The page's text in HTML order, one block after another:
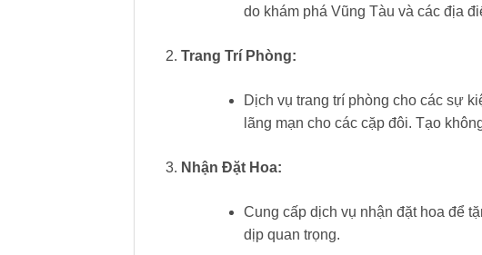
do khám phá Vũng Tàu và các địa
Trang Trí Phòng:
Dịch vụ trang trí phòng cho các sự
lãng mạn cho các cặp đôi. Tạo
Nhận Đặt Hoa:
Cung cấp dịch vụ nhận đặt hoa để
dịp quan trọng.